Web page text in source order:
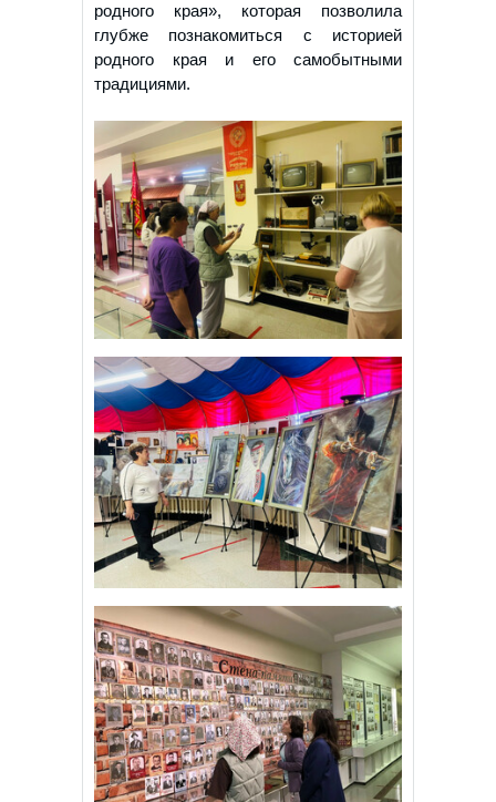
родного края», которая позволила
глубже познакомиться с историей
родного края и его самобытными
традициями.